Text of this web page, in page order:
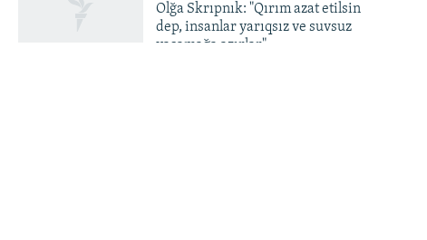
Olğa Skrıpnık: "Qırım azat etilsin
dep, insanlar yarıqsız ve suvsuz
yaşamağa azırlar"